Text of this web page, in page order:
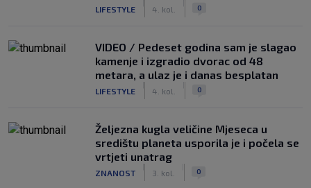
LIFESTYLE 4. kol. 0
VIDEO / Pedeset godina sam je slagao
kamenje i izgradio dvorac od 48
metara, a ulaz je i danas besplatan
LIFESTYLE 4. kol. 0
Željezna kugla veličine Mjeseca u
središtu planeta usporila je i počela se
vrtjeti unatrag
ZNANOST 3. kol. 0